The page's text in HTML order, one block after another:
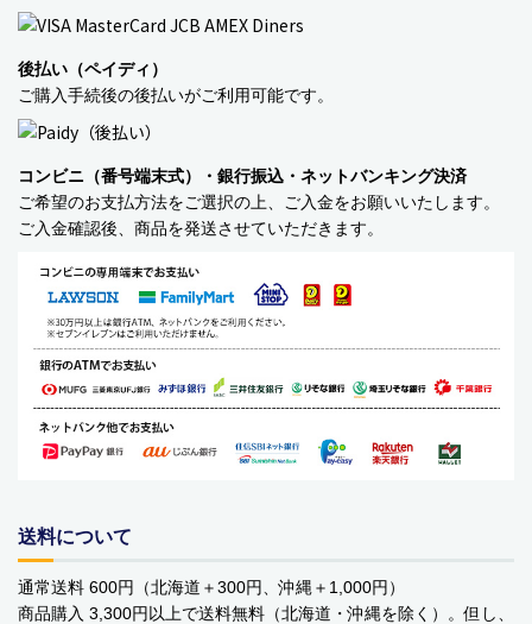
アウトドア
健康・フィットネス
防災用品・保存食品
家電
ガーデニング
おもちゃ・ホビー
ベビーおもちゃ・子供用品
賞味期限間近・訳あり大特価
直輸入品
ブランドから探す
MESH ジュエリー
後払い（ペイディ）
ご購入手続後の後払いがご利用可能です。
コンビニ（番号端末式）・銀行振込・ネットバンキング決済
ご希望のお支払方法をご選択の上、ご入金をお願いいたします。
ご入金確認後、商品を発送させていただきます。
送料について
通常送料 600円（北海道＋300円、沖縄＋1,000円）
商品購入 3,300円以上で送料無料（北海道・沖縄を除く）。但し、